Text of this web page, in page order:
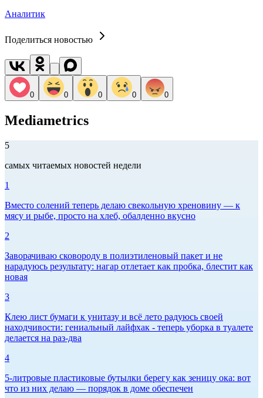
Аналитик
Поделиться новостью
0 0 0 0 0
Mediametrics
5
самых читаемых новостей недели
1
Вместо солений теперь делаю свекольную хреновину — к
мясу и рыбе, просто на хлеб, обалденно вкусно
2
Заворачиваю сковороду в полиэтиленовый пакет и не
нарадуюсь результату: нагар отлетает как пробка, блестит как
новая
3
Клею лист бумаги к унитазу и всё лето радуюсь своей
находчивости: гениальный лайфхак - теперь уборка в туалете
делается на раз-два
4
5-литровые пластиковые бутылки берегу как зеницу ока: вот
что из них делаю — порядок в доме обеспечен